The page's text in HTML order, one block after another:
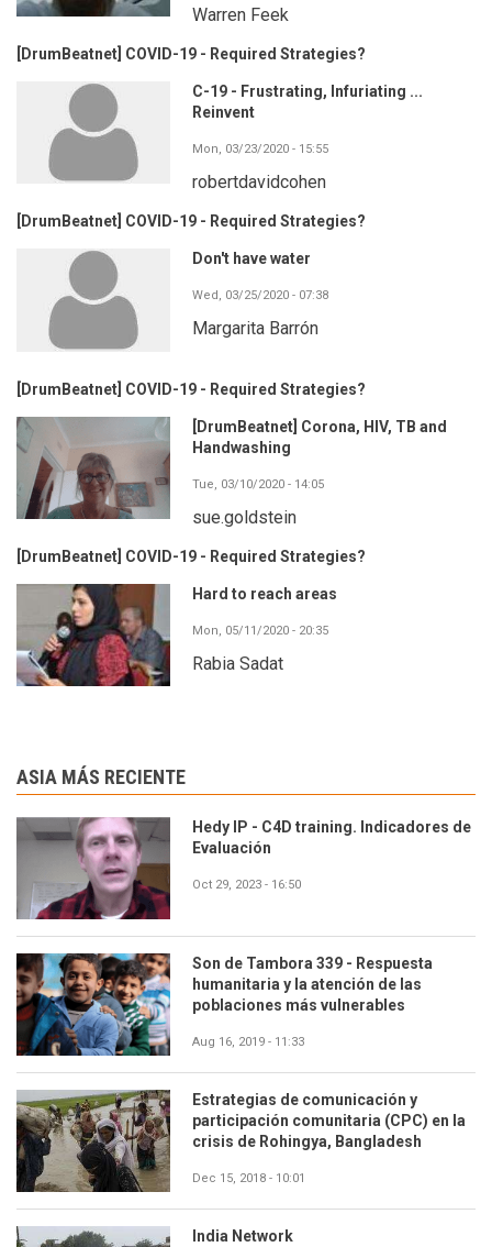
Warren Feek
[DrumBeatnet] COVID-19 - Required Strategies?
C-19 - Frustrating, Infuriating ...
Reinvent
Mon, 03/23/2020 - 15:55
robertdavidcohen
[DrumBeatnet] COVID-19 - Required Strategies?
Don't have water
Wed, 03/25/2020 - 07:38
Margarita Barrón
[DrumBeatnet] COVID-19 - Required Strategies?
[DrumBeatnet] Corona, HIV, TB and
Handwashing
Tue, 03/10/2020 - 14:05
sue.goldstein
[DrumBeatnet] COVID-19 - Required Strategies?
Hard to reach areas
Mon, 05/11/2020 - 20:35
Rabia Sadat
ASIA MÁS RECIENTE
Hedy IP - C4D training. Indicadores de
Evaluación
Oct 29, 2023 - 16:50
Son de Tambora 339 - Respuesta
humanitaria y la atención de las
poblaciones más vulnerables
Aug 16, 2019 - 11:33
Estrategias de comunicación y
participación comunitaria (CPC) en la
crisis de Rohingya, Bangladesh
Dec 15, 2018 - 10:01
India Network